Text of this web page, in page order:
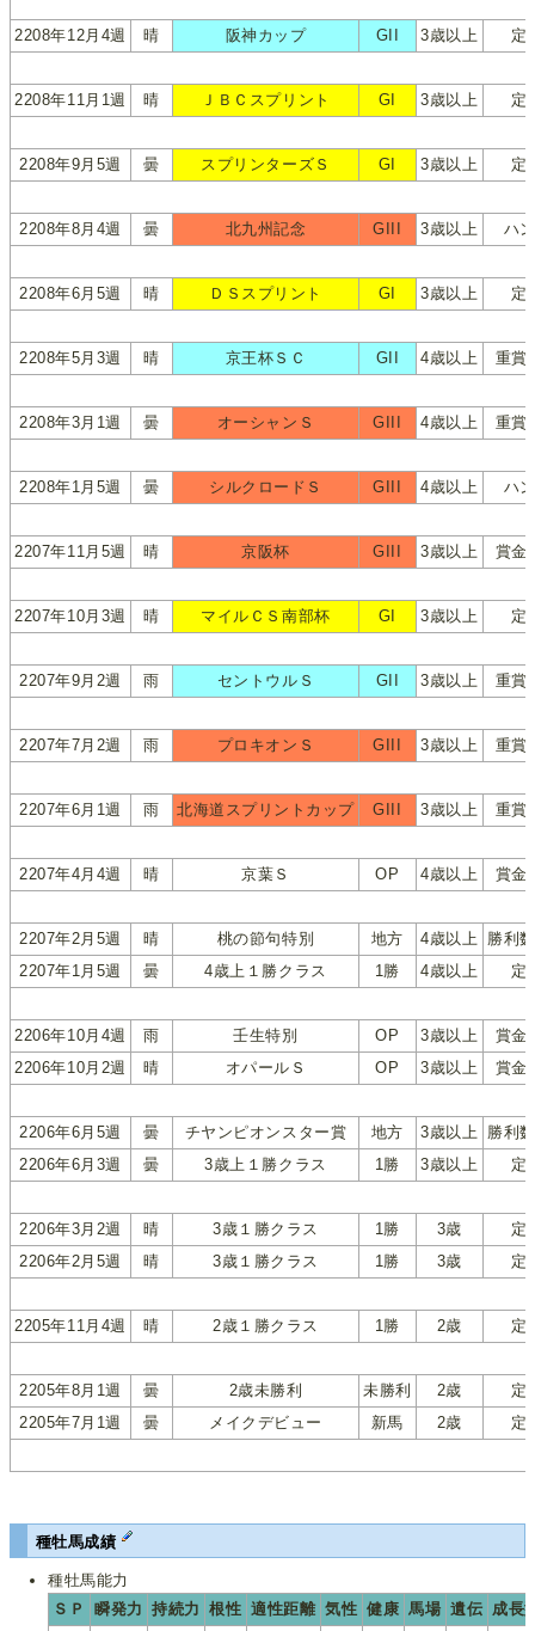
2208年12月4週 晴 阪神カップ GII 3歳以上 定
2208年11月1週 晴 ＪＢＣスプリント GI 3歳以上 定
2208年9月5週 曇 スプリンターズＳ GI 3歳以上 定
2208年8月4週 曇 北九州記念 GIII 3歳以上 ハ
2208年6月5週 晴 ＤＳスプリント GI 3歳以上 定
2208年5月3週 晴 京王杯ＳＣ GII 4歳以上 重賞
2208年3月1週 曇 オーシャンＳ GIII 4歳以上 重賞
2208年1月5週 曇 シルクロードＳ GIII 4歳以上 ハ
2207年11月5週 晴 京阪杯 GIII 3歳以上 賞金
2207年10月3週 晴 マイルＣＳ南部杯 GI 3歳以上 定
2207年9月2週 雨 セントウルＳ GII 3歳以上 重賞
2207年7月2週 雨 プロキオンＳ GIII 3歳以上 重賞
2207年6月1週 雨 北海道スプリントカップ GIII 3歳以上 重賞
2207年4月4週 晴 京葉Ｓ OP 4歳以上 賞金
2207年2月5週 晴 桃の節句特別 地方 4歳以上 勝利
2207年1月5週
曇 4歳上１勝クラス 1勝 4歳以上 定
2206年10月4週 雨 壬生特別 OP 3歳以上
賞金
2206年10月2週
晴 オパールＳ OP 3歳以上 賞金
2206年6月5週 曇 チヤンピオンスター賞 地方 3歳以上 勝利
2206年6月3週
曇 3歳上１勝クラス 1勝 3歳以上 定
2206年3月2週 晴 3歳１勝クラス 1勝 3歳
定
2206年2月5週
晴 3歳１勝クラス 1勝 3歳 定
2205年11月4週 晴 2歳１勝クラス 1勝 2歳 定
2205年8月1週 曇 2歳未勝利 未勝利 2歳
定
2205年7月1週
曇 メイクデビュー 新馬 2歳 定
種牡馬成績
種牡馬能力
ＳＰ
瞬発力 持続力 根性 適性距離 気性 健康 馬場 遺伝 成長